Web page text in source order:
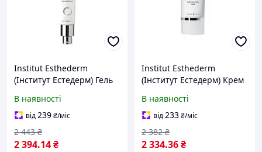
Institut Esthederm
(Інститут Естедерм) Гель
Water Fresh Moisturizing
Gel, 40 мл, клітинна вода
В наявності
від239₴/міс
2 394.14₴
2 443 ₴
Institut Esthederm
(Інститут Естедерм) Крем
чистота Pure Control Care
Cream, 50 мл догляд для
проблемн
В наявності
від233₴/міс
2 334.36₴
2 382 ₴